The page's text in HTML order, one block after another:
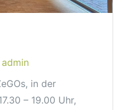
admin
in der
– 19.00 Uhr,